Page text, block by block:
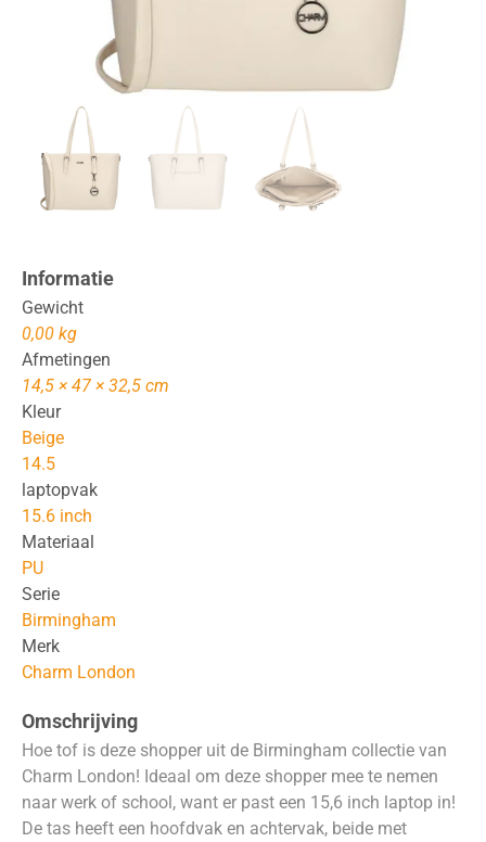
Informatie
Gewicht
0,00 kg
Afmetingen
14,5 × 47 × 32,5 cm
Kleur
Beige
14.5
laptopvak
15.6 inch
Materiaal
PU
Serie
Birmingham
Merk
Charm London
Omschrijving
Hoe tof is deze shopper uit de Birmingham collectie van
Charm London! Ideaal om deze shopper mee te nemen
naar werk of school, want er past een 15,6 inch laptop in!
De tas heeft een hoofdvak en achtervak, beide met